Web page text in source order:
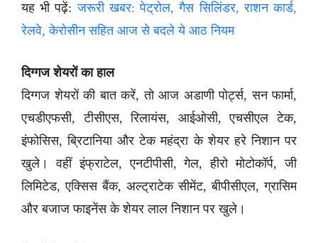
यह भी पढ़ें: जरूरी खबर: पेट्रोल, गैस सिलिंडर, राशन कार्ड,
रेलवे, केरोसीन सहित आज से बदले ये आठ नियम
दिग्गज शेयरों का हाल
दिग्गज शेयरों की बात करें, तो आज अडाणी पोर्ट्स, सन फार्मा,
एचडीएफसी, टीसीएस, रिलायंस, आईओसी, एचसीएल टेक,
इंफोसिस, ब्रिटानिया और टेक महंद्रा के शेयर हरे निशान पर
खुले। वहीं इंफ्राटेल, एनटीपीसी, गेल, हीरो मोटोकॉर्प, जी
लिमिटेड, एक्सिस बैंक, अल्ट्राटेक सीमेंट, बीपीसीएल, ग्रासिम
और बजाज फाइनेंस के शेयर लाल निशान पर खुले।